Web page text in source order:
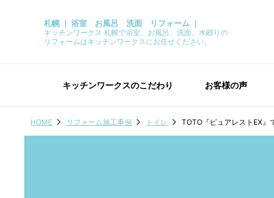
札幌 ｜ 浴室 お風呂 洗面 リフォーム ｜
キッチンワークス 札幌で浴室、お風呂、洗面、水廻りの
リフォームはキッチンワークスにお任せください。
キッチンワークスのこだわり お客様の声
HOME リフォーム施工事例 トイレ TOTO『ピュアレストEX』